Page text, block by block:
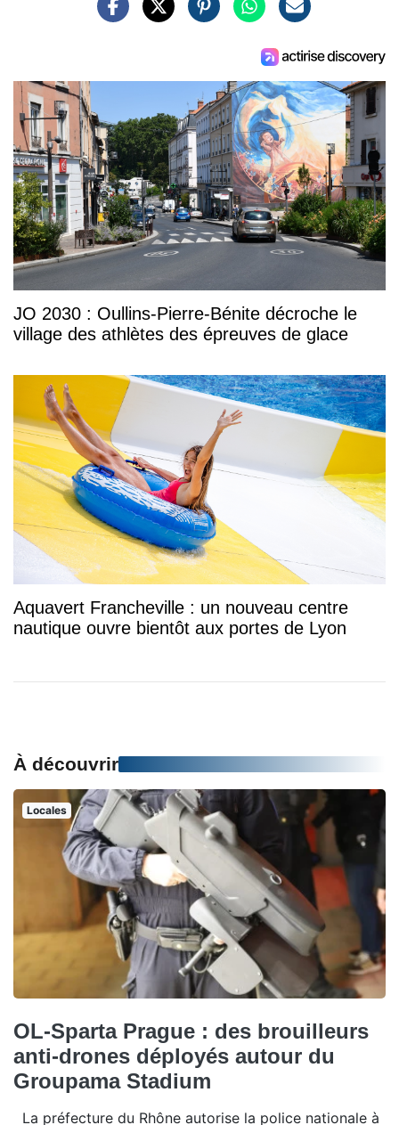
JO 2030 : Oullins-Pierre-Bénite décroche le
village des athlètes des épreuves de glace
Aquavert Francheville : un nouveau centre
nautique ouvre bientôt aux portes de Lyon
À découvrir
Locales
OL-Sparta Prague : des brouilleurs
anti-drones déployés autour du
Groupama Stadium
La préfecture du Rhône autorise la police nationale à